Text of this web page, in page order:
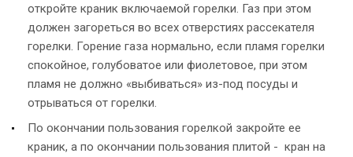
откройте краник включаемой горелки. Газ при этом
должен загореться во всех отверстиях рассекателя
горелки. Горение газа нормально, если пламя горелки
спокойное, голубоватое или фиолетовое, при этом
пламя не должно «выбиваться» из-под посуды и
отрываться от горелки.
По окончании пользования горелкой закройте ее
краник, а по окончании пользования плитой - кран на